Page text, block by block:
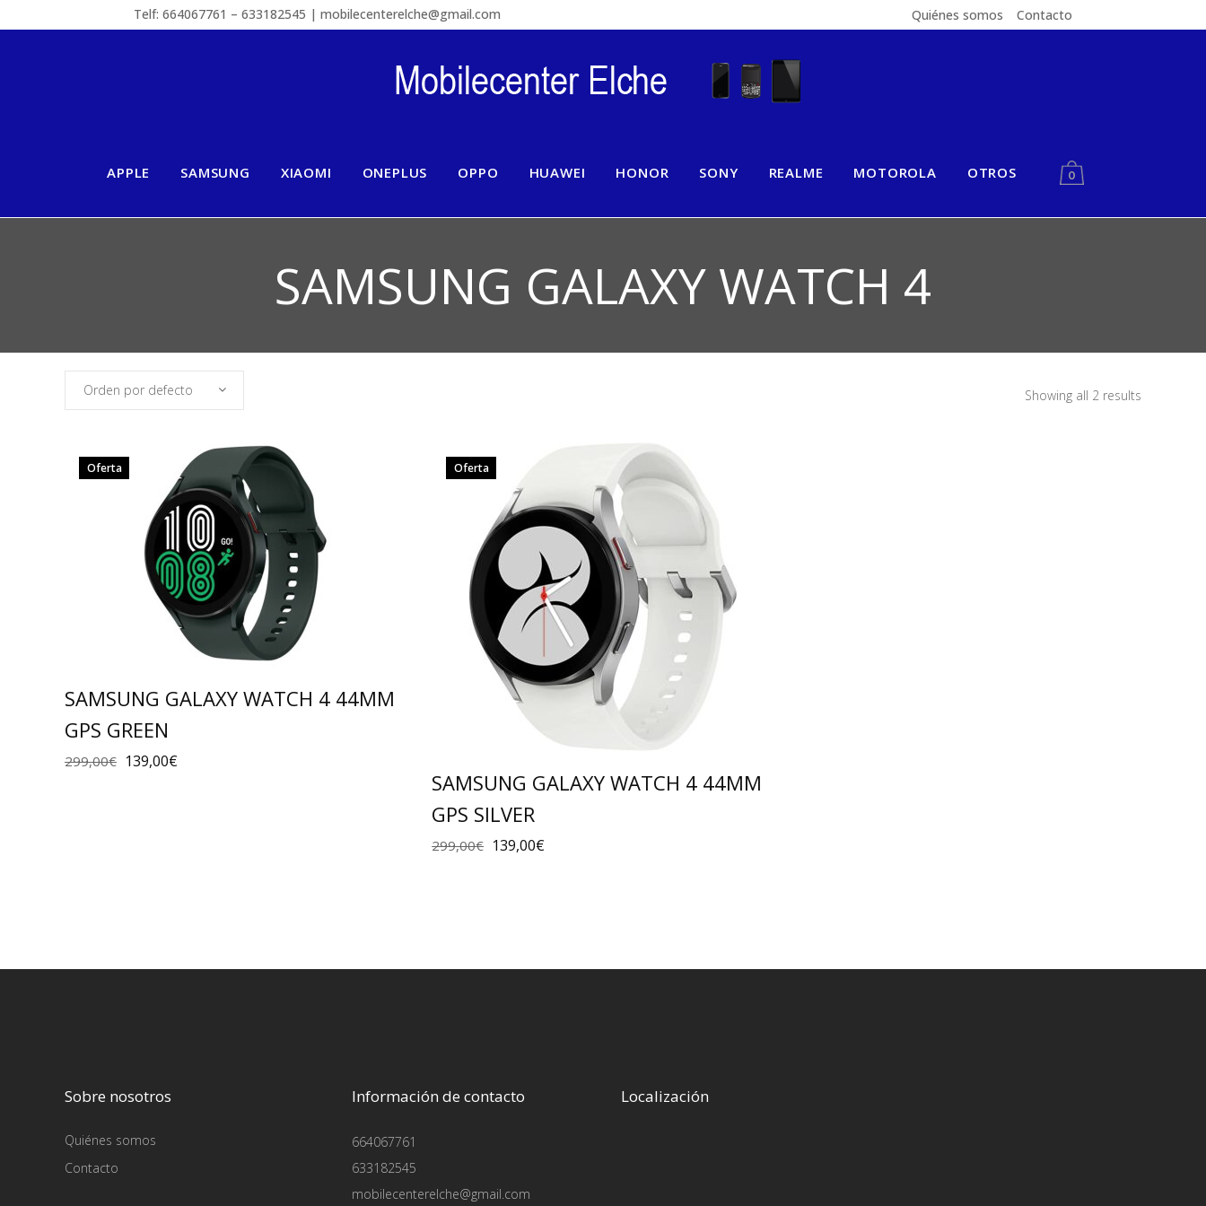
Telf: 664067761 – 633182545 | mobilecenterelche@gmail.com Quiénes somos Contacto
APPLE SAMSUNG XIAOMI ONEPLUS OPPO HUAWEI HONOR SONY REALME MOTOROLA OTROS 0
SAMSUNG GALAXY WATCH 4
Showing all 2 results
Orden por defecto
Oferta
SAMSUNG GALAXY WATCH 4 44MM
GPS GREEN
299,00€ 139,00€
Oferta
SAMSUNG GALAXY WATCH 4 44MM
GPS SILVER
299,00€ 139,00€
Sobre nosotros
Quiénes somos
Contacto
Información de contacto
664067761
633182545
mobilecenterelche@gmail.com
Localización